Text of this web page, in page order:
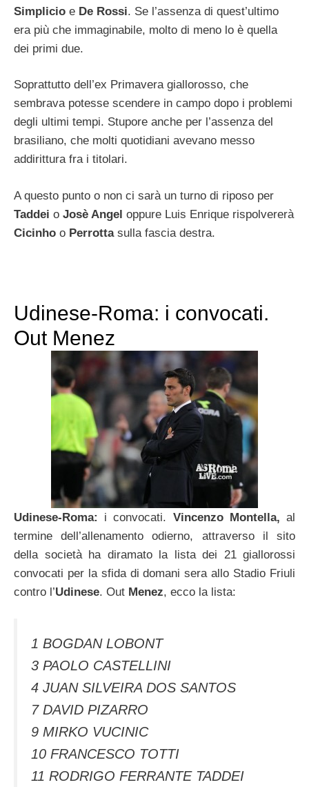
Simplicio e De Rossi. Se l’assenza di quest’ultimo
era più che immaginabile, molto di meno lo è quella
dei primi due.
Soprattutto dell’ex Primavera giallorosso, che
sembrava potesse scendere in campo dopo i problemi
degli ultimi tempi. Stupore anche per l’assenza del
brasiliano, che molti quotidiani avevano messo
addirittura fra i titolari.
A questo punto o non ci sarà un turno di riposo per
Taddei o Josè Angel oppure Luis Enrique rispolvererà
Cicinho o Perrottasulla fascia destra.
Udinese-Roma: i convocati.
Out Menez
Udinese-Roma: i convocati. Vincenzo Montella, al
termine dell’allenamento odierno, attraverso il sito
della società ha diramato la lista dei 21 giallorossi
convocati per la sfida di domani sera allo Stadio Friuli
contro l’Udinese. Out Menez, ecco la lista:
1 BOGDAN LOBONT
3 PAOLO CASTELLINI
4 JUAN SILVEIRA DOS SANTOS
7 DAVID PIZARRO
9 MIRKO VUCINIC
10 FRANCESCO TOTTI
11 RODRIGO FERRANTE TADDEI